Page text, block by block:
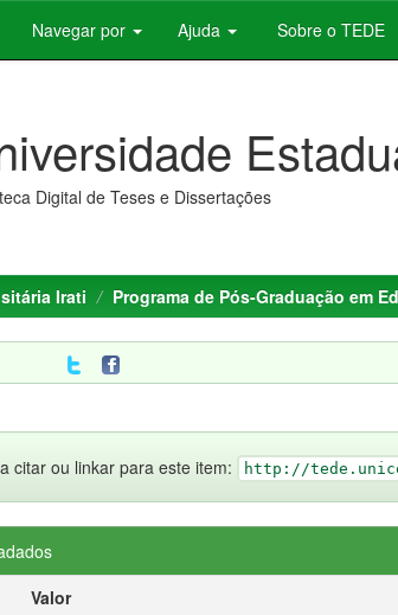
Navegar por Ajuda Sobre o TEDE
Digital de Teses e Dissertações
Irati Programa de Pós-Graduação em
citar ou linkar para este item: http://
Valor